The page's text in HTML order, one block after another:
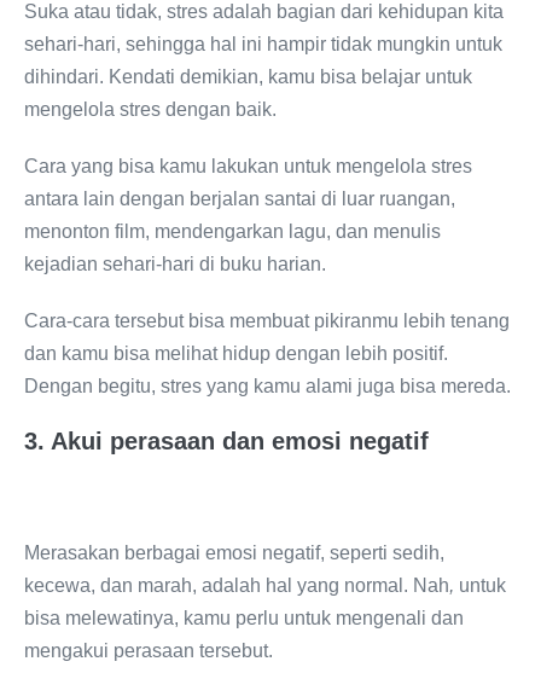
Suka atau tidak, stres adalah bagian dari kehidupan kita
sehari-hari, sehingga hal ini hampir tidak mungkin untuk
dihindari. Kendati demikian, kamu bisa belajar untuk
mengelola stres dengan baik.
Cara yang bisa kamu lakukan untuk mengelola stres
antara lain dengan berjalan santai di luar ruangan,
menonton film, mendengarkan lagu, dan menulis
kejadian sehari-hari di buku harian.
Cara-cara tersebut bisa membuat pikiranmu lebih tenang
dan kamu bisa melihat hidup dengan lebih positif.
Dengan begitu, stres yang kamu alami juga bisa mereda.
3. Akui perasaan dan emosi negatif
Merasakan berbagai emosi negatif, seperti sedih,
kecewa, dan marah, adalah hal yang normal. Nah, untuk
bisa melewatinya, kamu perlu untuk mengenali dan
mengakui perasaan tersebut.